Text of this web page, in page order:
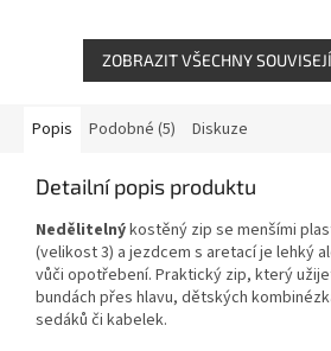
ZOBRAZIT VŠECHNY
Popis Podobné (5) Diskuze
Detailní popis produktu
Nedělitelnýkostěný zip se menšími
(velikost 3) a jezdcem s aretacíje lehký
vůči opotřebení. Praktický zip, který
bundách přes hlavu, dětských
sedáků či kabelek.